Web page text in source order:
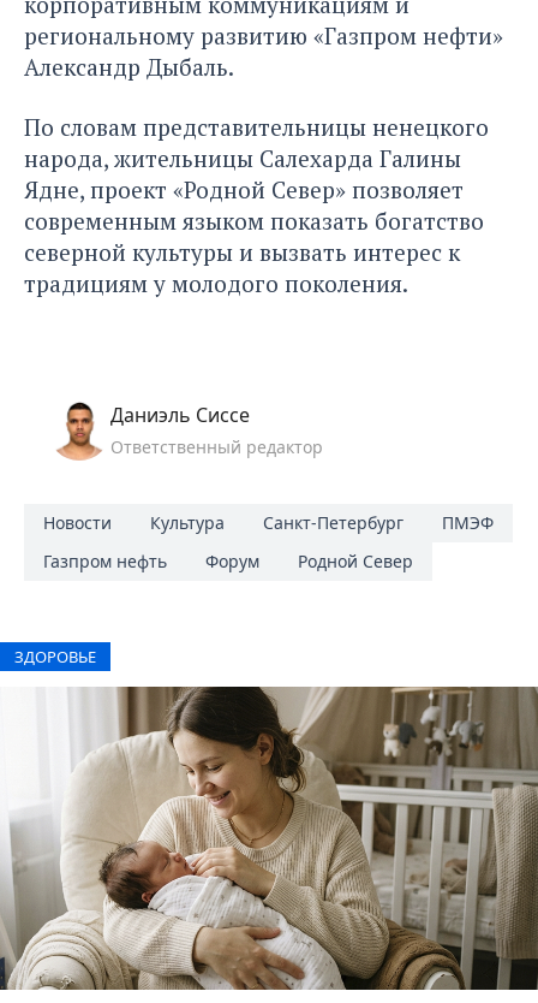
региональному развитию «Газпром нефти»
Александр Дыбаль.
По словам представительницы ненецкого
народа, жительницы Салехарда Галины
Ядне, проект «Родной Север» позволяет
современным языком показать богатство
северной культуры и вызвать интерес к
традициям у молодого поколения.
Даниэль Сиссе
Ответственный редактор
Новости Культура Санкт-Петербург
ПМЭФ
Газпром нефть
Форум Родной Север
ЗДОРОВЬЕ